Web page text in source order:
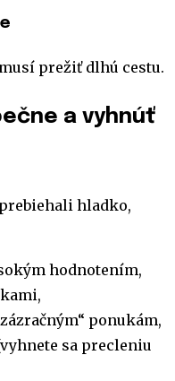
prežiť dlhú cestu.
a vyhnúť
hladko,
hodnotením,
ponukám,
sa precleniu